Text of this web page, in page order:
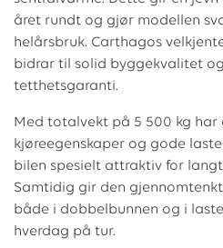
året rundt og gjør modellen
helårsbruk. Carthagos
bidrar til solid byggekvalitet
tetthetsgaranti.
Med totalvekt på 5 500 kg har
kjøreegenskaper og gode
bilen spesielt attraktiv for
Samtidig gir den
både i dobbelbunnen og i
hverdag på tur.